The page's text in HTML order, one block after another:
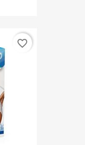
favorite_border